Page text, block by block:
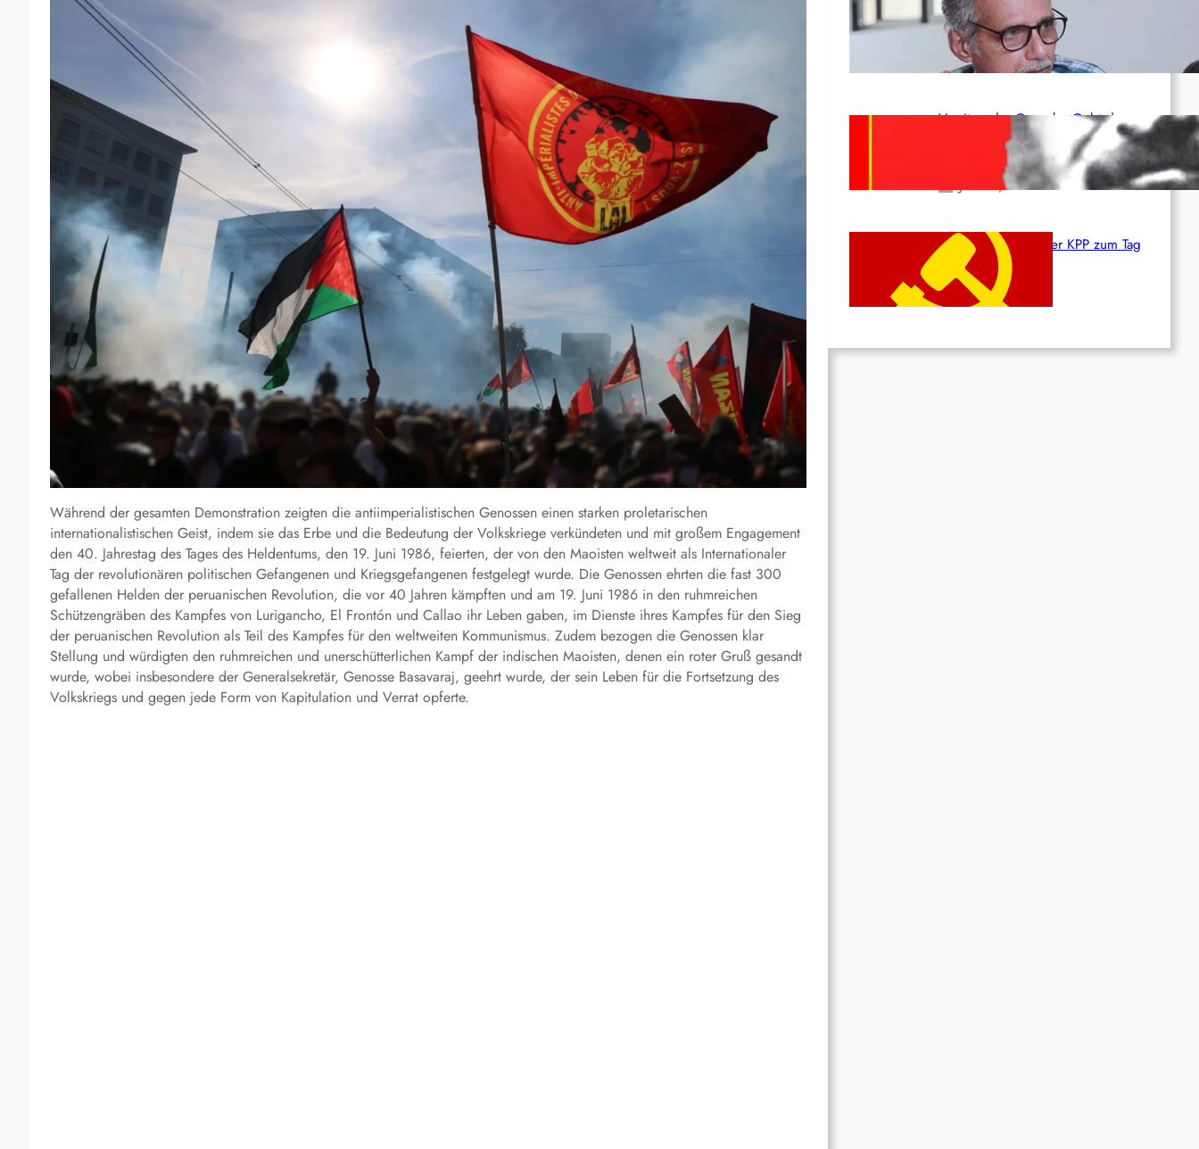
Während der gesamten Demonstration zeigten die antiimperialistischen Genossen einen starken proletarischen
internationalistischen Geist, indem sie das Erbe und die Bedeutung der Volkskriege verkündeten und mit großem Engagement
den 40. Jahrestag des Tages des Heldentums, den 19. Juni 1986, feierten, der von den Maoisten weltweit als Internationaler
Tag der revolutionären politischen Gefangenen und Kriegsgefangenen festgelegt wurde. Die Genossen ehrten die fast 300
gefallenen Helden der peruanischen Revolution, die vor 40 Jahren kämpften und am 19. Juni 1986 in den ruhmreichen
Schützengräben des Kampfes von Lurigancho, El Frontón und Callao ihr Leben gaben, im Dienste ihres Kampfes für den Sieg
der peruanischen Revolution als Teil des Kampfes für den weltweiten Kommunismus. Zudem bezogen die Genossen klar
Stellung und würdigten den ruhmreichen und unerschütterlichen Kampf der indischen Maoisten, denen ein roter Gruß gesandt
wurde, wobei insbesondere der Generalsekretär, Genosse Basavaraj, geehrt wurde, der sein Leben für die Fortsetzung des
Volkskriegs und gegen jede Form von Kapitulation und Verrat opferte.
Indien: „Die Politik der
Kapitulation“ von K. Murali (Ajith)
Juli 1, 2026
Vorsitzender Gonzalo: Gebt das
Leben für die Partei und die
Juni 19, 2026
Beschluss des ZK der KPP zum Tag
des Heldentums
Juni 19, 2026